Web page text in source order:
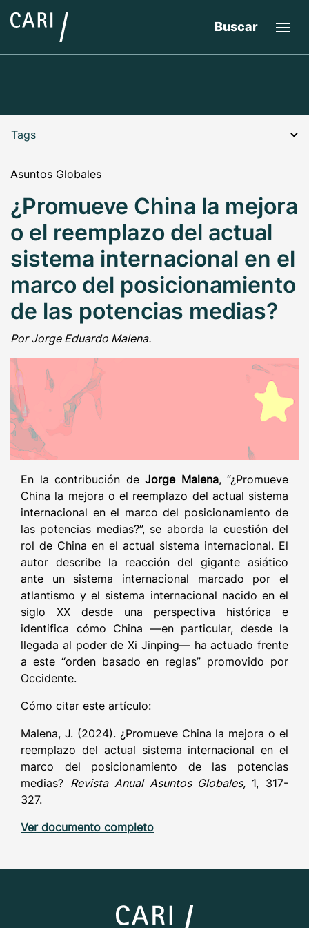
Buscar
Asuntos Globales
¿Promueve China la mejora
o el reemplazo del actual
sistema internacional en el
marco del posicionamiento
de las potencias medias?
Por Jorge Eduardo Malena.
En la contribución de Jorge Malena, “¿Promueve
China la mejora o el reemplazo del actual sistema
internacional en el marco del posicionamiento de
las potencias medias?”, se aborda la cuestión del
rol de China en el actual sistema internacional. El
autor describe la reacción del gigante asiático
ante un sistema internacional marcado por el
atlantismo y el sistema internacional nacido en el
siglo XX desde una perspectiva histórica e
identifica cómo China ―en particular, desde la
llegada al poder de Xi Jinping― ha actuado frente
a este “orden basado en reglas” promovido por
Occidente.
Cómo citar este artículo:
Malena, J. (2024). ¿Promueve China la mejora o el
reemplazo del actual sistema internacional en el
marco del posicionamiento de las potencias
medias? Revista Anual Asuntos Globales, 1, 317-
327.
Ver documento completo
Tags